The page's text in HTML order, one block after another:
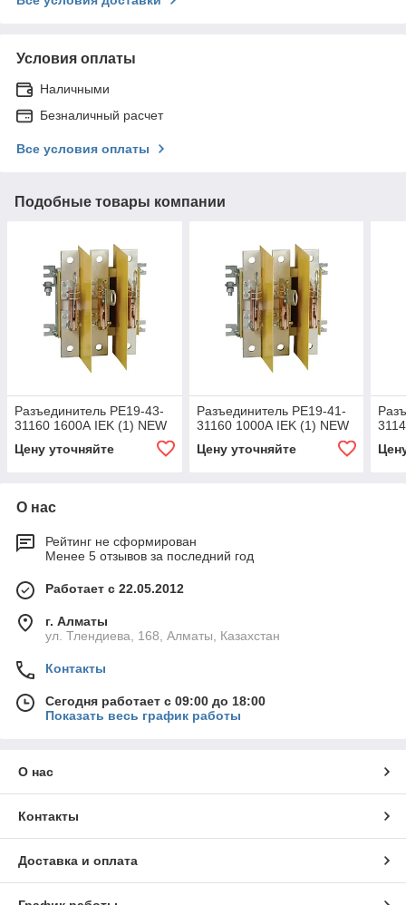
Условия оплаты
Наличными
Безналичный расчет
Все условия оплаты
Подобные товары компании
Разъединитель РЕ19-43-
31160 1600А IEK (1) NEW
Цену уточняйте
Разъединитель РЕ19-41-
31160 1000А IEK (1) NEW
Цену уточняйте
О нас
Рейтинг не сформирован
Менее 5 отзывов за последний год
Работает с 22.05.2012
г. Алматы
ул. Тлендиева, 168, Алматы, Казахстан
Контакты
Сегодня работает с 09:00 до 18:00
Показать весь график работы
О нас
Контакты
Доставка и оплата